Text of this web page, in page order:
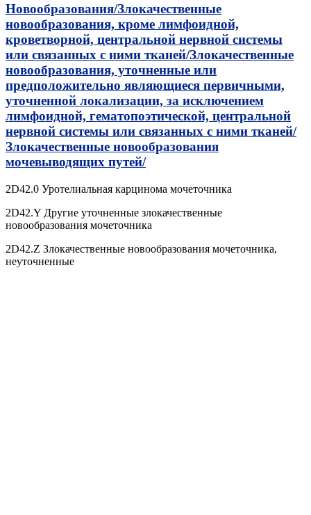
Новообразования/Злокачественные
новообразования, кроме лимфоидной,
кроветворной, центральной нервной системы
или связанных с ними тканей/Злокачественные
новообразования, уточненные или
предположительно являющиеся первичными,
уточненной локализации, за исключением
лимфоидной, гематопоэтической, центральной
нервной системы или связанных с ними тканей/
Злокачественные новообразования
мочевыводящих путей/
2D42.0 Уротелиальная карцинома мочеточника
2D42.Y Другие уточненные злокачественные
новообразования мочеточника
2D42.Z Злокачественные новообразования мочеточника,
неуточненные